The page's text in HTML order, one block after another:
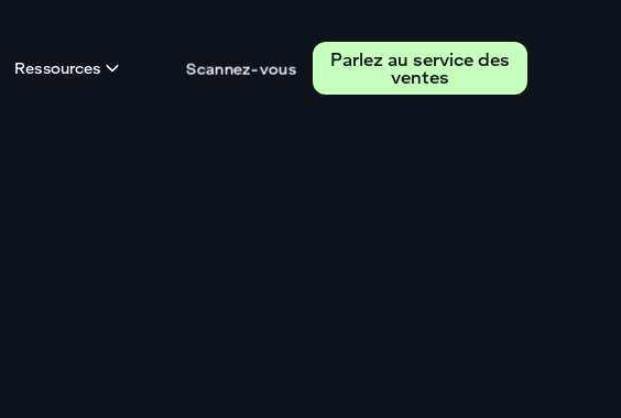
Ressources Scannez-vous Parlez au service des
ventes